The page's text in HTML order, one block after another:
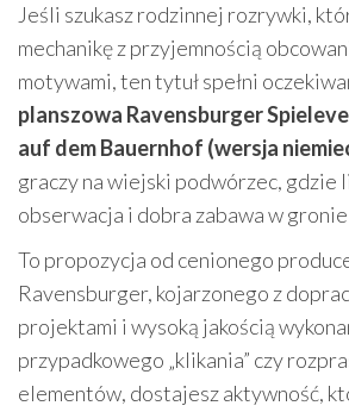
Jeśli szukasz rodzinnej rozrywki,
mechanikę z przyjemnością
motywami, ten tytuł spełni
planszowa Ravensburger
auf dem Bauernhof (wersja
graczy na wiejski podwórzec, gdzie
obserwacja i dobra zabawa w
To propozycja od cenionego
Ravensburger, kojarzonego z
projektami i wysoką jakością
przypadkowego „klikania” czy
elementów, dostajesz aktywność,